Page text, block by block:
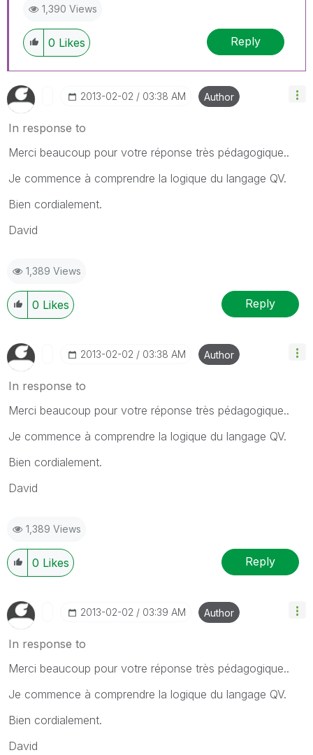
1,390 Views
0 Likes Reply
‎2013-02-02 03:38 AM Author
In response to
Merci beaucoup pour votre réponse très pédagogique..
Je commence à comprendre la logique du langage QV.
Bien cordialement.
David
1,389 Views
0 Likes Reply
‎2013-02-02 03:38 AM Author
In response to
Merci beaucoup pour votre réponse très pédagogique..
Je commence à comprendre la logique du langage QV.
Bien cordialement.
David
1,389 Views
0 Likes Reply
‎2013-02-02 03:39 AM Author
In response to
Merci beaucoup pour votre réponse très pédagogique..
Je commence à comprendre la logique du langage QV.
Bien cordialement.
David